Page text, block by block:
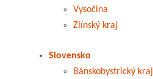
Vysočina
Zlínský kraj
Slovensko
Bánskobystrický kraj